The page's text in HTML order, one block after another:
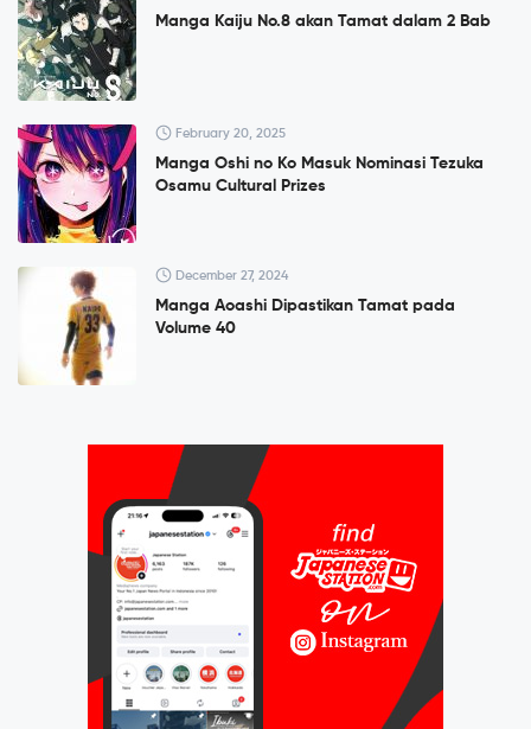
Manga Kaiju No.8 akan Tamat dalam 2 Bab
February 20, 2025
Manga Oshi no Ko Masuk Nominasi Tezuka
Osamu Cultural Prizes
December 27, 2024
Manga Aoashi Dipastikan Tamat pada
Volume 40